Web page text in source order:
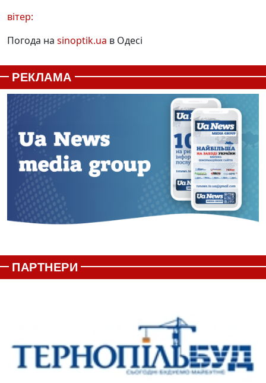
вітер:
Погода на sinoptik.ua в Одесі
РЕКЛАМА
ПАРТНЕРИ